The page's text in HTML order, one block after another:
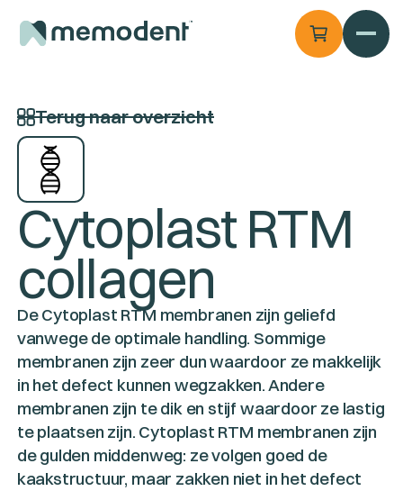
Terug naar overzicht
Cytoplast RTM
collagen
De Cytoplast RTM membranen zijn geliefd
vanwege de optimale handling. Sommige
membranen zijn zeer dun waardoor ze makkelijk
in het defect kunnen wegzakken. Andere
membranen zijn te dik en stijf waardoor ze lastig
te plaatsen zijn. Cytoplast RTM membranen zijn
de gulden middenweg: ze volgen goed de
kaakstructuur, maar zakken niet in het defect